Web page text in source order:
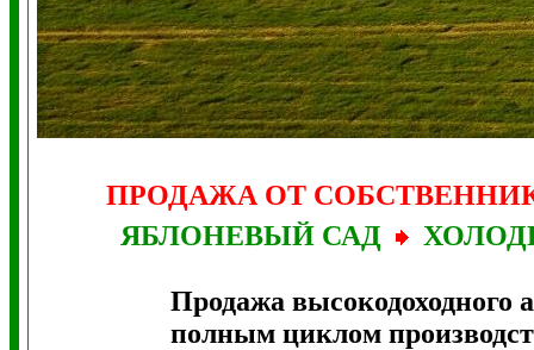
ПРОДАЖА ОТ
ЯБЛОНЕВЫЙ САД
Продажа высокодоходного
полным циклом